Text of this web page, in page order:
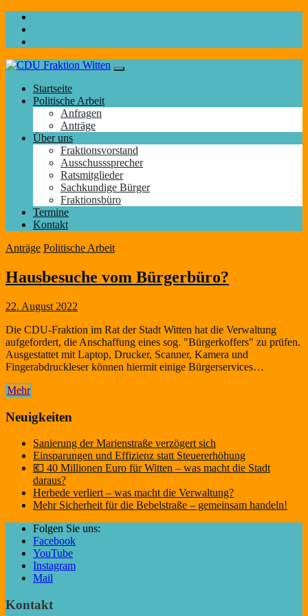
Startseite
Politische Arbeit
Anfragen
Anträge
Über uns
Fraktionsvorstand
Ausschusssprecher
Ratsmitglieder
Sachkundige Bürger
Fraktionsbüro
Termine
Kontakt
Anträge Politische Arbeit
Hausbesuche vom Bürgerbüro?
22. August 2022
Die CDU-Fraktion im Rat der Stadt Witten hat die Verwaltung
aufgefordert, die Anschaffung eines sog. "Bürgerkoffers" zu prüfen.
Ausgestattet mit Laptop, Drucker, Scanner, Kamera und
Fingerabdruckleser können hiermit einige Bürgerservices…
Mehr
Neuigkeiten
Sanierung der Marienstraße verzögert sich
Einsparungen und Effizienz statt Steuererhöhung
💶 40 Millionen Euro für Witten – was macht die Stadt
daraus?
Herbede verliert – was macht die Verwaltung?
Mehr Sicherheit für die Bebelstraße – gemeinsam handeln!
Folgen Sie uns:
Facebook
YouTube
Instagram
Mail
Kontakt